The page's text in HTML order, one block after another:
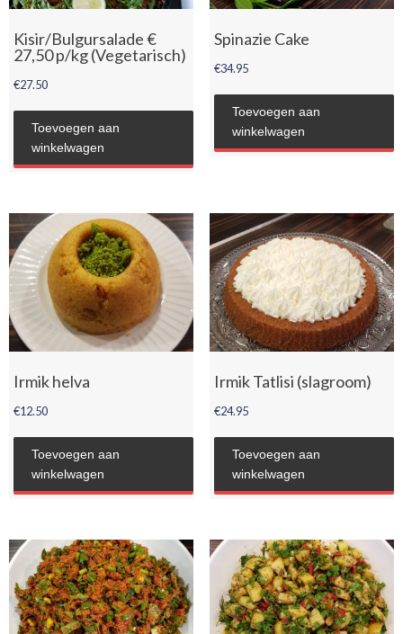
Kisir/Bulgursalade €
27,50 p/kg (Vegetarisch)
€27.50
Toevoegen aan
winkelwagen
Spinazie Cake
€34.95
Toevoegen aan
winkelwagen
Irmik helva
€12.50
Toevoegen aan
winkelwagen
Irmik Tatlisi (slagroom)
€24.95
Toevoegen aan
winkelwagen